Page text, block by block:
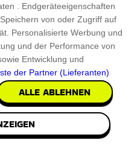
. Endgeräteeigenschaften
von oder Zugriff auf
Personalisierte Werbung und
und der Performance von
Entwicklung und
der Partner (Lieferanten)
ALLE ABLEHNEN